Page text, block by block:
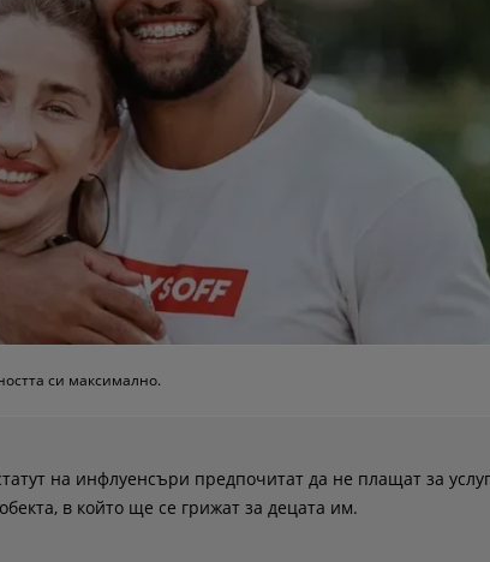
си максимално.
на инфлуенсъри предпочитат да не плащат за
в който ще се грижат за децата им.